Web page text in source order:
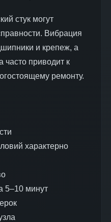
стук могут
Вибрация
и крепеж, а
часто приводит к
ремонту.
характерно
5–10 минут